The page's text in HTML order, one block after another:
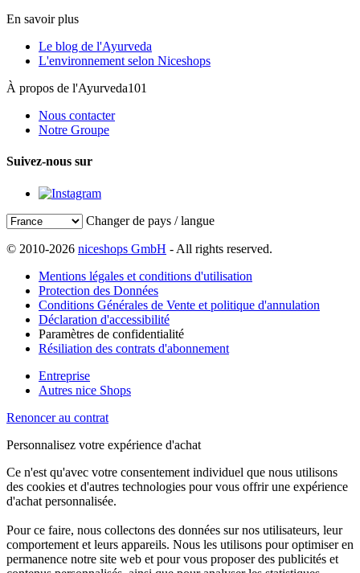
En savoir plus
Le blog de l'Ayurveda
L'environnement selon Niceshops
À propos de l'Ayurveda101
Nous contacter
Notre Groupe
Suivez-nous sur
Changer de pays / langue
© 2010-2026 niceshops GmbH - All rights reserved.
Mentions légales et conditions d'utilisation
Protection des Données
Conditions Générales de Vente et politique d'annulation
Déclaration d'accessibilité
Paramètres de confidentialité
Résiliation des contrats d'abonnement
Entreprise
Autres nice Shops
Renoncer au contrat
Personnalisez votre expérience d'achat
Ce n'est qu'avec votre consentement individuel que nous utilisons
des cookies et d'autres technologies pour vous offrir une expérience
d'achat personnalisée.
Pour ce faire, nous collectons des données sur nos utilisateurs, leur
comportement et leurs appareils. Nous les utilisons pour optimiser en
permanence notre site web et pour vous proposer des publicités et